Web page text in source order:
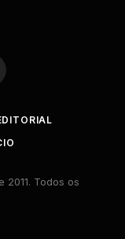
Todos os